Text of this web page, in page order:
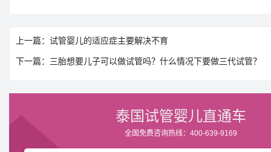
上一篇：试管婴儿的适应症主要解决不育
下一篇：三胎想要儿子可以做试管吗？什么情况下要做三代试管？
泰国试管婴儿直通车
全国免费咨询热线：400-639-9169